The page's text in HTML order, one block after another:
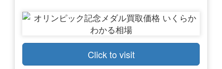
Click to visit